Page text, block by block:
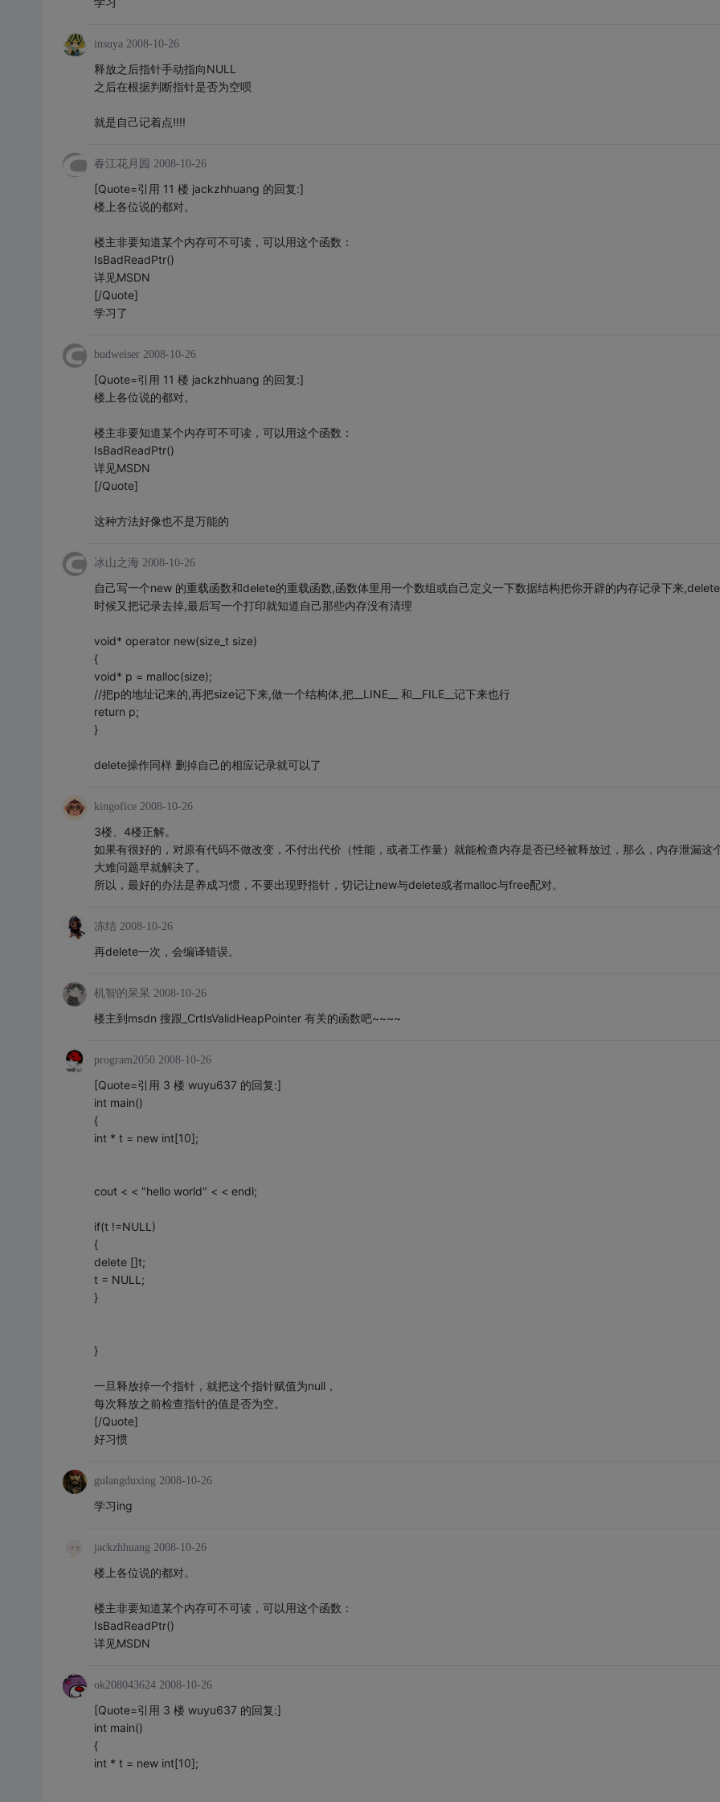
insuya 2008-10-26
释放之后指针手动指向NULL
之后在根据判断指针是否为空呗
就是自己记着点!!!!
春江花月园 2008-10-26
[Quote=引用 11 楼 jackzhhuang 的回复:]
楼上各位说的都对。
楼主非要知道某个内存可不可读，可以用这个函数：
IsBadReadPtr()
详见MSDN
[/Quote]
学习了
budweiser 2008-10-26
[Quote=引用 11 楼 jackzhhuang 的回复:]
楼上各位说的都对。
楼主非要知道某个内存可不可读，可以用这个函数：
IsBadReadPtr()
详见MSDN
[/Quote]
这种方法好像也不是万能的
冰山之海 2008-10-26
自己写一个new 的重载函数和delete的重载函数,函数体里用一个数组或自己定义一下数据结构把你开辟的内存记录下来
时候又把记录去掉,最后写一个打印就知道自己那些内存没有清理
void* operator new(size_t size)
{
void* p = malloc(size);
//把p的地址记来的,再把size记下来,做一个结构体,把__LINE__ 和__FILE__记下来也行
return p;
}
delete操作同样 删掉自己的相应记录就可以了
kingofice 2008-10-26
3楼、4楼正解。
如果有很好的，对原有代码不做改变，不付出代价（性能，或者工作量）就能检查内存是否已经被释放过，那么，内存泄漏这
大难问题早就解决了。
所以，最好的办法是养成习惯，不要出现野指针，切记让new与delete或者malloc与free配对。
冻结 2008-10-26
再delete一次，会编译错误。
机智的呆呆 2008-10-26
楼主到msdn 搜跟_CrtIsValidHeapPointer 有关的函数吧~~~~
program2050 2008-10-26
[Quote=引用 3 楼 wuyu637 的回复:]
int main()
{
int * t = new int[10];
cout < < "hello world" < < endl;
if(t !=NULL)
{
delete []t;
t = NULL;
}
}
一旦释放掉一个指针，就把这个指针赋值为null，
每次释放之前检查指针的值是否为空。
[/Quote]
好习惯
gulangduxing 2008-10-26
学习ing
jackzhhuang 2008-10-26
楼上各位说的都对。
楼主非要知道某个内存可不可读，可以用这个函数：
IsBadReadPtr()
详见MSDN
ok208043624 2008-10-26
[Quote=引用 3 楼 wuyu637 的回复:]
int main()
{
int * t = new int[10];